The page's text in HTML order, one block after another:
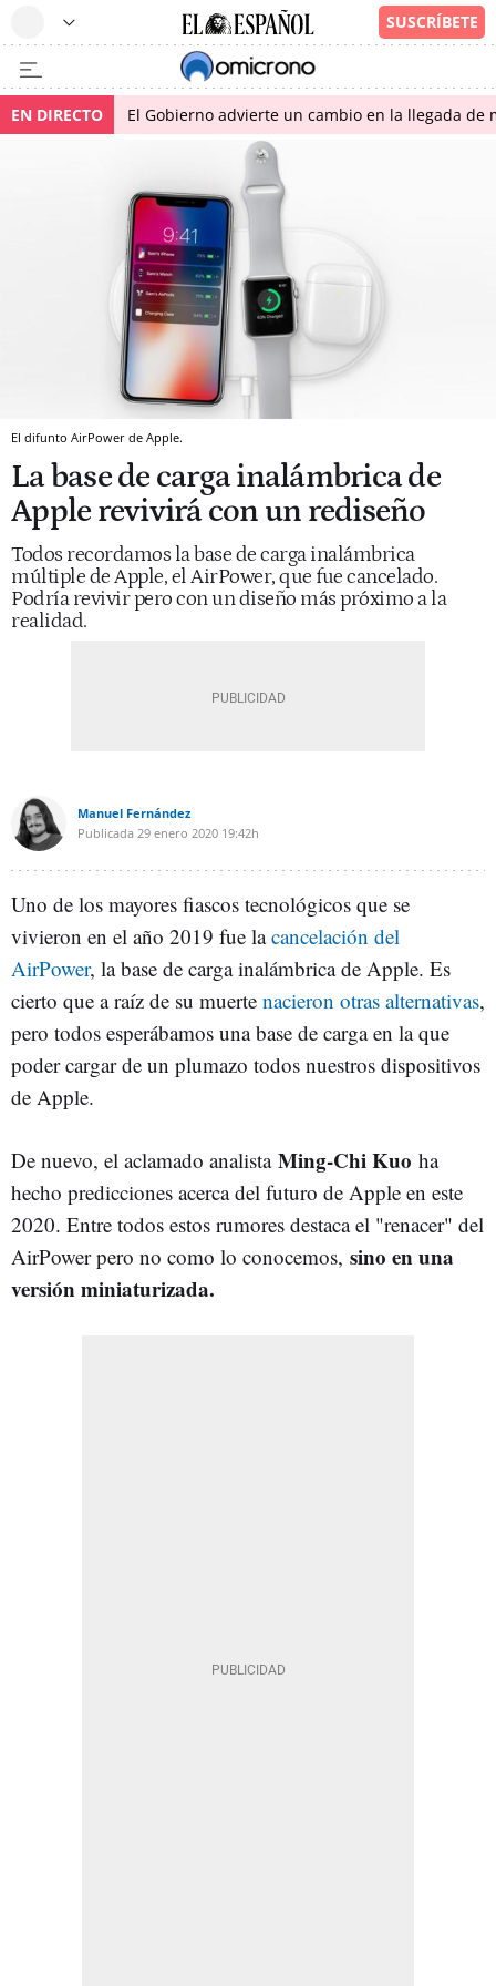
EN DIRECTO El Gobierno advierte un cambio en la llegada
El difunto AirPower de Apple.
La base de carga inalámbrica de
Apple revivirá con un rediseño
Todos recordamos la base de carga inalámbrica
múltiple de Apple, el AirPower, que fue cancelado.
Podría revivir pero con un diseño más próximo a la
realidad.
Manuel Fernández
Publicada 29 enero 2020 19:42h
Uno de los mayores fiascos tecnológicos que se
vivieron en el año 2019 fue lacancelación del
AirPower, la base de carga inalámbrica de Apple. Es
cierto que a raíz de su muerte nacieron otras alternativas,
pero todos esperábamos una base de carga en la que
poder cargar de un plumazo todos nuestros dispositivos
de Apple.
De nuevo, el aclamado analista Ming-Chi Kuo ha
hecho predicciones acerca del futuro de Apple en este
2020. Entre todos estos rumores destaca el "renacer" del
AirPower pero no como lo conocemos, sino en una
versión miniaturizada.